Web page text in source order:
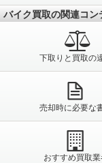
バイク買取の関連コン
下取りと買取の
売却時に必要な
おすすめ買取